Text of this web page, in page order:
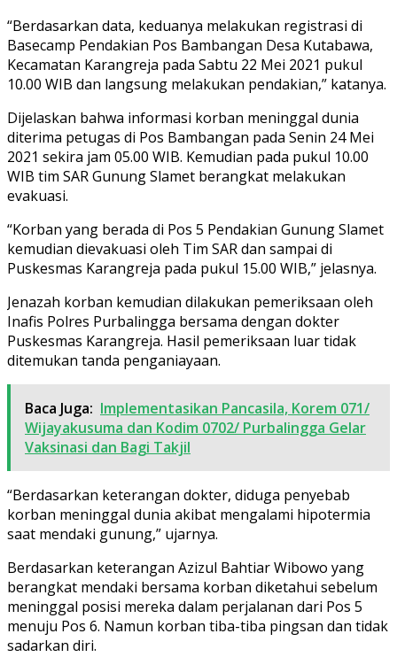
“Berdasarkan data, keduanya melakukan registrasi di
Basecamp Pendakian Pos Bambangan Desa Kutabawa,
Kecamatan Karangreja pada Sabtu 22 Mei 2021 pukul
10.00 WIB dan langsung melakukan pendakian,” katanya.
Dijelaskan bahwa informasi korban meninggal dunia
diterima petugas di Pos Bambangan pada Senin 24 Mei
2021 sekira jam 05.00 WIB. Kemudian pada pukul 10.00
WIB tim SAR Gunung Slamet berangkat melakukan
evakuasi.
“Korban yang berada di Pos 5 Pendakian Gunung Slamet
kemudian dievakuasi oleh Tim SAR dan sampai di
Puskesmas Karangreja pada pukul 15.00 WIB,” jelasnya.
Jenazah korban kemudian dilakukan pemeriksaan oleh
Inafis Polres Purbalingga bersama dengan dokter
Puskesmas Karangreja. Hasil pemeriksaan luar tidak
ditemukan tanda penganiayaan.
Baca Juga: Implementasikan Pancasila, Korem 071/
Wijayakusuma dan Kodim 0702/ Purbalingga Gelar
Vaksinasi dan Bagi Takjil
“Berdasarkan keterangan dokter, diduga penyebab
korban meninggal dunia akibat mengalami hipotermia
saat mendaki gunung,” ujarnya.
Berdasarkan keterangan Azizul Bahtiar Wibowo yang
berangkat mendaki bersama korban diketahui sebelum
meninggal posisi mereka dalam perjalanan dari Pos 5
menuju Pos 6. Namun korban tiba-tiba pingsan dan tidak
sadarkan diri.